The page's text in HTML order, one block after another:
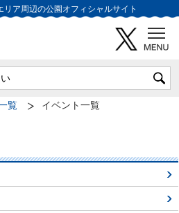
リア周辺の公園オフィシャルサイト
覧 イベント一覧